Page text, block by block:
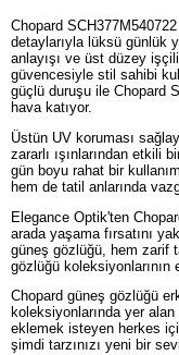
Chopard
detaylarıyla lüksü günlük
anlayışı ve üst düzey
güvencesiyle stil sahibi
güçlü duruşu ile Chopard
hava katıyor.
Üstün UV koruması
zararlı ışınlarından etkili
gün boyu rahat bir
hem de tatil anlarında
Elegance Optik'ten
arada yaşama fırsatını
güneş gözlüğü, hem zarif
gözlüğü koleksiyonlarının
Chopard güneş gözlüğü
koleksiyonlarında yer
eklemek isteyen herkes
şimdi tarzınızı yeni bir